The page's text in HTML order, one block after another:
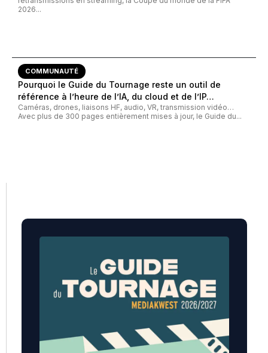
2026...
COMMUNAUTÉ
Pourquoi le Guide du Tournage reste un outil de
référence à l’heure de l’IA, du cloud et de l’IP…
Caméras, drones, liaisons HF, audio, VR, transmission vidéo…
Avec plus de 300 pages entièrement mises à jour, le Guide du...